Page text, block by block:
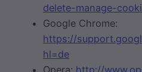
delete-manage-
Google Chrome:
https://
hl=de
Opera: http://